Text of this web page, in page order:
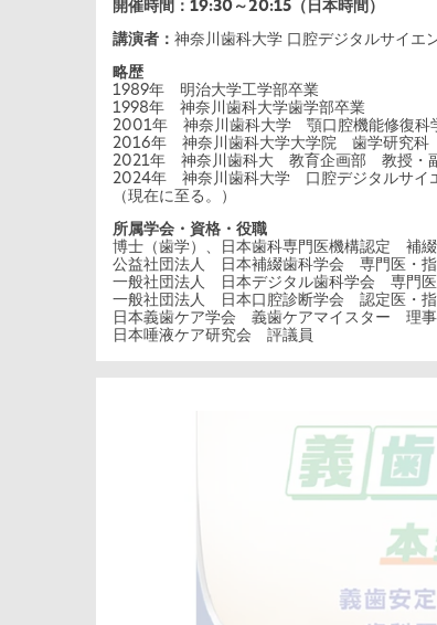
開催時間：19:30～20:15（日本時間）
講演者： 神奈川歯科大学 口腔デジタルサイ
略歴
1989年 明治大学工学部卒業
1998年 神奈川歯科大学歯学部卒業
2001年 神奈川歯科大学 顎口腔機能修復
2016年 神奈川歯科大学大学院 歯学研究
2021年 神奈川歯科大 教育企画部 教授・
2024年 神奈川歯科大学 口腔デジタルサイ
（現在に至る。）
所属学会・資格・役職
博士（歯学）、日本歯科専門医機構認定 補
公益社団法人 日本補綴歯科学会 専門医・
一般社団法人 日本デジタル歯科学会 専門
一般社団法人 日本口腔診断学会 認定医・
日本義歯ケア学会 義歯ケアマイスター 理事
日本唾液ケア研究会 評議員